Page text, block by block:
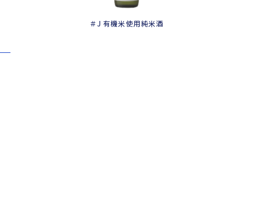
＃J 有機米使用純米酒